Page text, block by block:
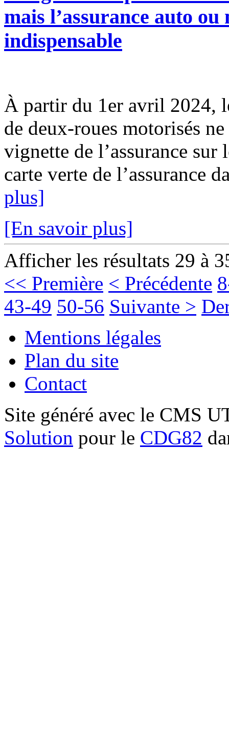
mais l’assurance auto
indispensable
À partir du 1er avril 2024,
de deux-roues motorisés
vignette de l’assurance
carte verte de l’assurance
plus]
[En savoir plus]
Afficher les résultats 29 à
<< Première < Précédente
43-49 50-56 Suivante >
Mentions légales
Plan du site
Contact
Site généré avec le CMS
Solution pour le CDG82